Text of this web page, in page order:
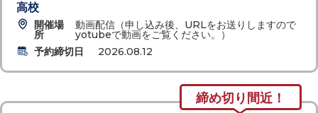
高校
開催場
所
動画配信（申し込み後、URLをお送りしますので
yotubeで動画をご覧ください。）
予約締切日
2026.08.12
締め切り間近！